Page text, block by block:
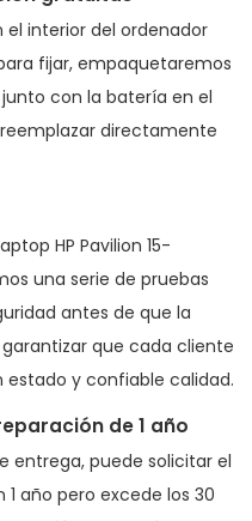
interior del ordenador
fijar, empaquetaremos
con la batería en el
directamente
HP Pavilion 15-
una serie de pruebas
antes de que la
que cada cliente
y confiable calidad.
de 1 año
entrega, puede solicitar el
año pero excede los 30